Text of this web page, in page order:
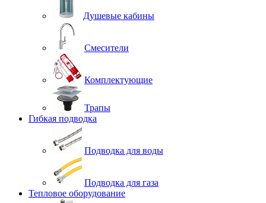
Душевые кабины
Смесители
Комплектующие
Трапы
Гибкая подводка
Подводка для воды
Подводка для газа
Тепловое оборудование